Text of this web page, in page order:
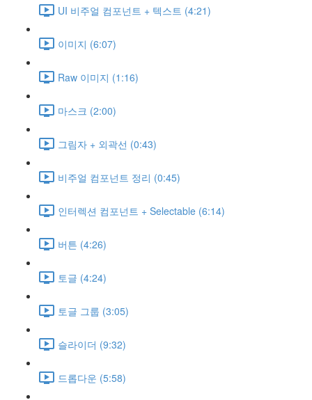
UI 비주얼 컴포넌트 + 텍스트 (4:21)
이미지 (6:07)
Raw 이미지 (1:16)
마스크 (2:00)
그림자 + 외곽선 (0:43)
비주얼 컴포넌트 정리 (0:45)
인터렉션 컴포넌트 + Selectable (6:14)
버튼 (4:26)
토글 (4:24)
토글 그룹 (3:05)
슬라이더 (9:32)
드롭다운 (5:58)